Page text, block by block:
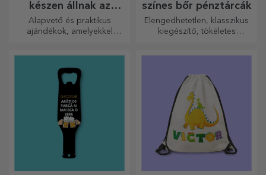
készen állnak az
átadásra
Alapvető és praktikus
ajándékok, amelyekkel
szállítással, bármilyen
alkalomra!
színes bőr pénztárcák
Elengedhetetlen, klasszikus
kiegészítő, tökéletes